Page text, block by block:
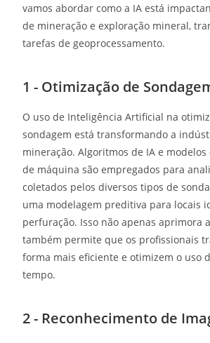
vamos abordar como a IA está
de mineração e exploração mineral,
tarefas de geoprocessamento.
1 - Otimização de
O uso de Inteligência Artificial na
sondagem está transformando a
mineração. Algoritmos de IA e
de máquina são empregados para
coletados pelos diversos tipos de
uma modelagem preditiva para locais
perfuração. Isso não apenas aprimora
também permite que os profissionais
forma mais eficiente e otimizem o uso
tempo.
2 - Reconhecimento de